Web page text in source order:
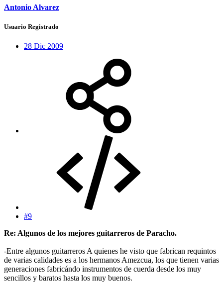
Antonio Alvarez
Usuario Registrado
28 Dic 2009
#9
Re: Algunos de los mejores guitarreros de Paracho.
-Entre algunos guitarreros A quienes he visto que fabrican requintos
de varias calidades es a los hermanos Amezcua, los que tienen varias
generaciones fabricándo instrumentos de cuerda desde los muy
sencillos y baratos hasta los muy buenos.